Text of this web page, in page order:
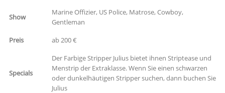
Show
Marine Offizier, US Police, Matrose, Cowboy,
Gentleman
Preis
ab 200 €
Specials
Der Farbige Stripper Julius bietet ihnen Striptease und
Menstrip der Extraklasse. Wenn Sie einen schwarzen
oder dunkelhäutigen Stripper suchen, dann buchen Sie
Julius